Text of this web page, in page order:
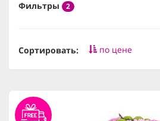
Фильтры 2
Сортировать: по цене